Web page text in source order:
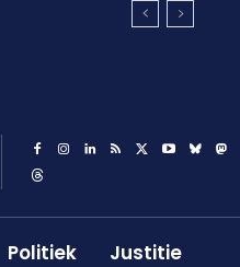
Politiek Justitie